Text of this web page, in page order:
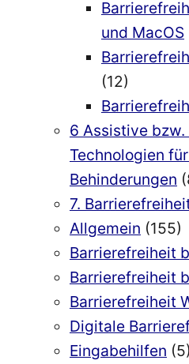
und MacOS
(12)
6 Assistive
Technologien
Behinderungen
7.
Allgemein (155)
Barrierefreiheit
Barrierefreiheit
Barrierefreiheit
Digitale
Eingabehilfen (5)